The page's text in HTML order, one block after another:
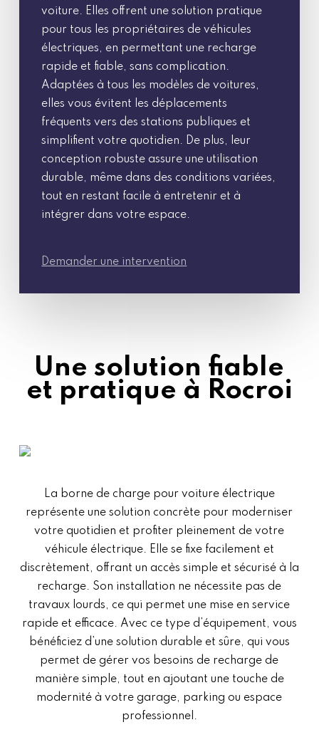
voiture. Elles offrent une solution pratique
pour tous les propriétaires de véhicules
électriques, en permettant une recharge
rapide et fiable, sans complication.
Adaptées à tous les modèles de voitures,
elles vous évitent les déplacements
fréquents vers des stations publiques et
simplifient votre quotidien. De plus, leur
conception robuste assure une utilisation
durable, même dans des conditions variées,
tout en restant facile à entretenir et à
intégrer dans votre espace.
Demander une intervention
Une solution fiable
et pratique à Rocroi
La borne de charge pour voiture électrique
représente une solution concrète pour moderniser
votre quotidien et profiter pleinement de votre
véhicule électrique. Elle se fixe facilement et
discrètement, offrant un accès simple et sécurisé à la
recharge. Son installation ne nécessite pas de
travaux lourds, ce qui permet une mise en service
rapide et efficace. Avec ce type d’équipement, vous
bénéficiez d’une solution durable et sûre, qui vous
permet de gérer vos besoins de recharge de
manière simple, tout en ajoutant une touche de
modernité à votre garage, parking ou espace
professionnel.